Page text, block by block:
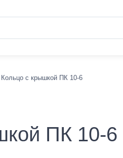
Кольцо с крышкой ПК 10-6
ПК 10-6